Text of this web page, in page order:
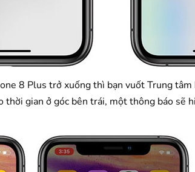
8 Plus trở xuống thì bạn vuốt Trung
thời gian ở góc bên trái, một thông báo sẽ